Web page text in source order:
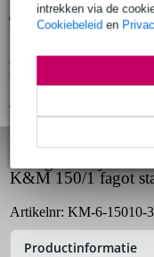
intrekken via de
Cookiebeleid en
Gratis ophalen in
Productinformatie
Bekijk alle
K&M 150/1 fagot
Artikelnr: KM-6-15010-
Productinformatie